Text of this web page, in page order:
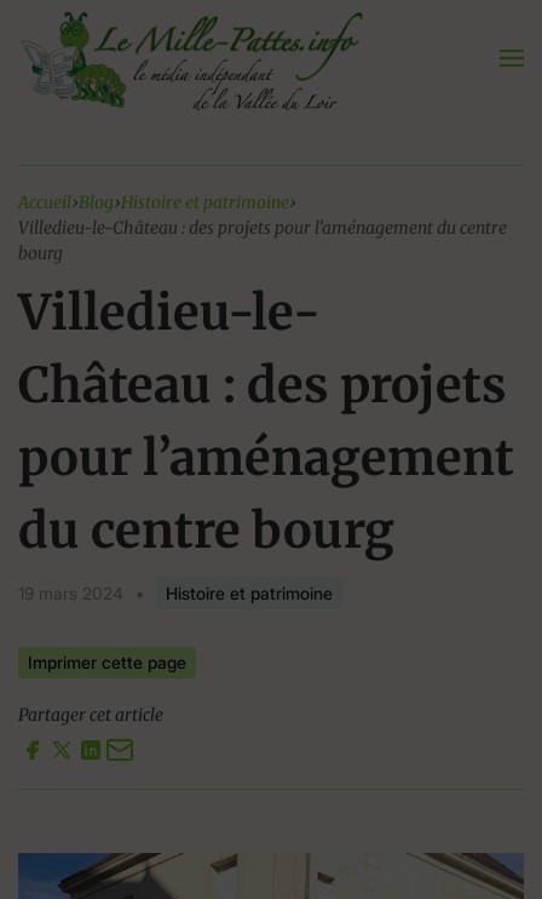
contenu
Accueil›Blog›Histoire et patrimoine›
Villedieu-le-Château : des projets pour l’aménagement du centre
bourg
Villedieu-le-
Château : des projets
pour l’aménagement
du centre bourg
19 mars 2024 • Histoire et patrimoine
Imprimer cette page
Partager cet article